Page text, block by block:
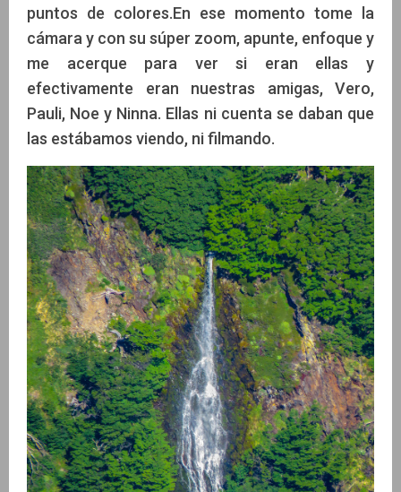
puntos de colores.En ese momento tome la
cámara y con su súper zoom, apunte, enfoque y
me acerque para ver si eran ellas y
efectivamente eran nuestras amigas, Vero,
Pauli, Noe y Ninna. Ellas ni cuenta se daban que
las estábamos viendo, ni filmando.